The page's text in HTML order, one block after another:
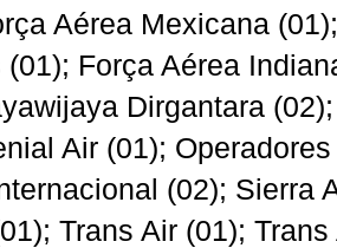
Aérea Mexicana
Força Aérea
Dirgantara
Air (01);
(02); Sierra
Trans Air (01);